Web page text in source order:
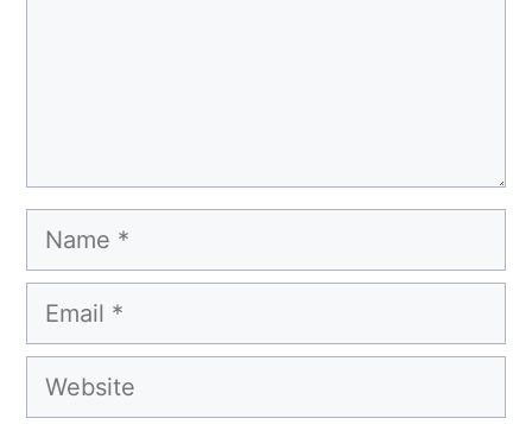
Name
Email
Website